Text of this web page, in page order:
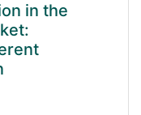
in the